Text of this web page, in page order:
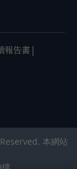
報告書 |
本網站